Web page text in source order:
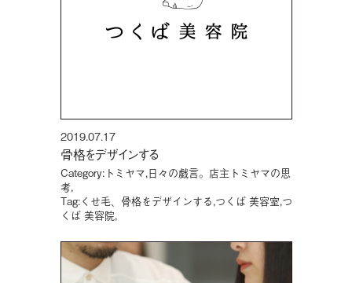
2019.07.17
骨格をデザインする
Category:トミヤマ,日々の戯言。店主トミヤマの思
考,
Tag:くせ毛、骨格をデザインする,つくば 美容室,つ
くば 美容院,